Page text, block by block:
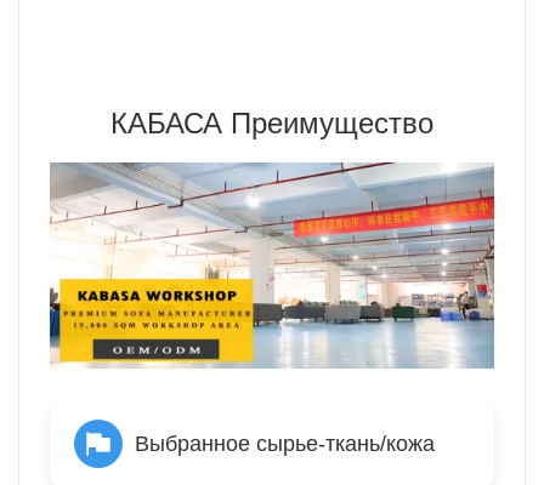
КАБАСА Преимущество
Выбранное сырье-ткань/кожа